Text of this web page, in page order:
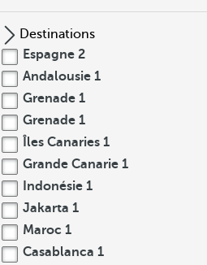
Destinations
Espagne 2
Andalousie 1
Grenade 1
Grenade 1
Îles Canaries 1
Grande Canarie 1
Indonésie 1
Jakarta 1
Maroc 1
Casablanca 1